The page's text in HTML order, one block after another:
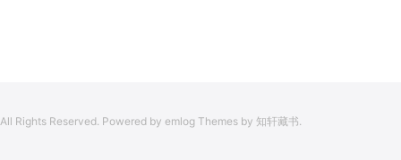
All Rights Reserved. Powered by emlog Themes by 知轩藏书.